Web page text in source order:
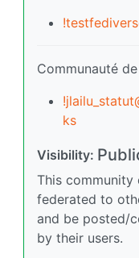
Communauté
ks
Visibility:
This community
federated to
and be posted/
by their users.